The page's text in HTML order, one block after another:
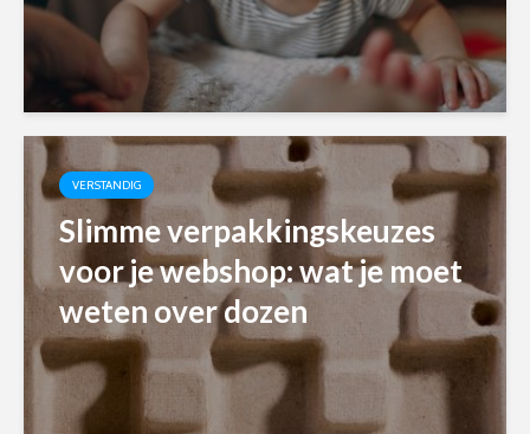
VERSTANDIG
Slimme verpakkingskeuzes
voor je webshop: wat je moet
weten over dozen